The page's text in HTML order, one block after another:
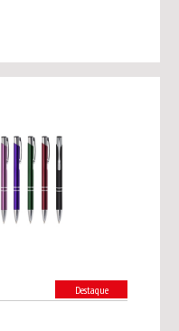
Destaque